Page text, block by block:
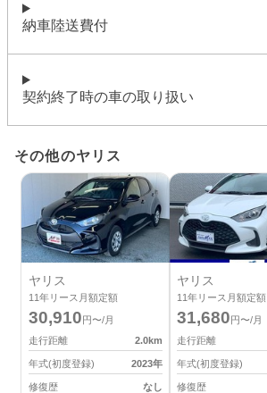
納車陸送費付
契約終了時の車の取り扱い
その他のヤリス
ヤリス
11年リース月額定額
30,910円〜/月
走行距離
2.0km
年式(初度登録) 2023年
修復歴 なし
ヤリス
11年リース月額定額
31,680円〜/月
走行距離
年式(初度登録)
修復歴